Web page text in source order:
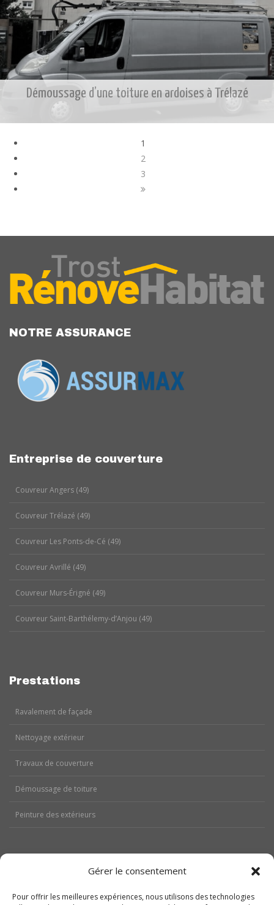
Gérer le consentement
Pour offrir les meilleures expériences, nous utilisons des technologies
Démoussage d’une toiture en ardoises à Trélazé
1
2
3
NOTRE ASSURANCE
Entreprise de couverture
Couvreur Angers (49)
Couvreur Trélazé (49)
Couvreur Les Ponts-de-Cé (49)
Couvreur Avrillé (49)
Couvreur Murs-Érigné (49)
Couvreur Saint-Barthélemy-d’Anjou (49)
Prestations
Ravalement de façade
Nettoyage extérieur
Travaux de couverture
Démoussage de toiture
Peinture des extérieurs